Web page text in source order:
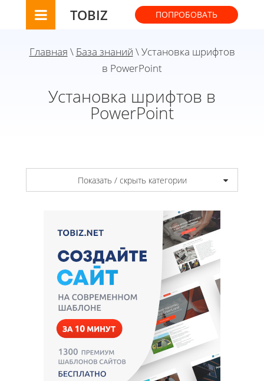
TOBIZ ПОПРОБОВАТЬ
Главная \ База знаний \ Установка шрифтов
в PowerPoint
Установка шрифтов в
PowerPoint
Показать / скрыть категории